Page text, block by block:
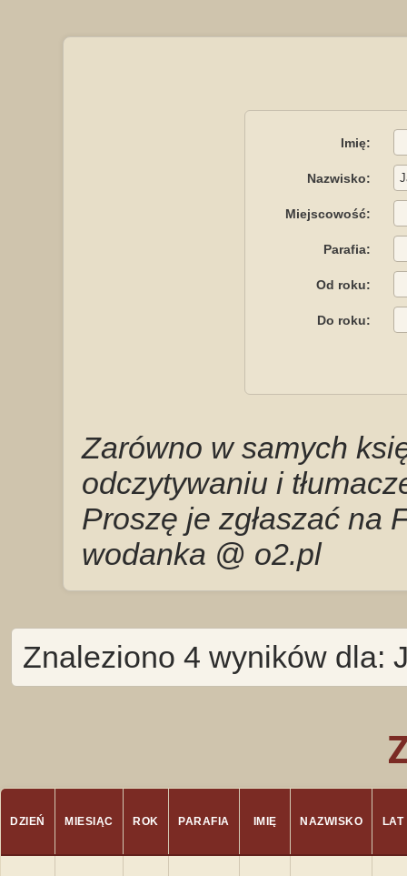
Imię:
Nazwisko:
Miejscowość:
Parafia:
Od roku:
Do roku:
Zarówno w samych
odczytywaniu i
Proszę je zgłaszać na
wodanka @ o2.pl
Znaleziono 4 wyników dla:
DZIEŃ MIESIĄC ROK PARAFIA IMIĘ NAZWISKO LAT